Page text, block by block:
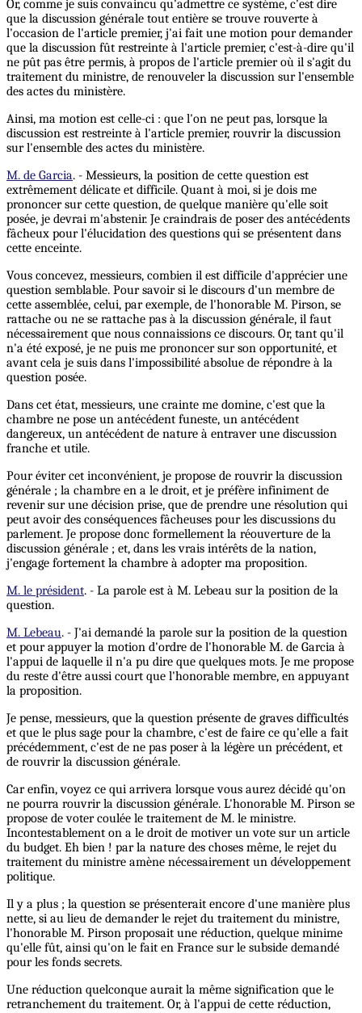
Or, comme je suis convaincu qu'admettre ce système, c'est dire
que la discussion générale tout entière se trouve rouverte à
l'occasion de l'article premier, j'ai fait une motion pour demander
que la discussion fût restreinte à l'article premier, c'est-à-dire qu'il
ne pût pas être permis, à propos de l'article premier où il s'agit du
traitement du ministre, de renouveler la discussion sur l'ensemble
des actes du ministère.
Ainsi, ma motion est celle-ci : que l'on ne peut pas, lorsque la
discussion est restreinte à l'article premier, rouvrir la discussion
sur l'ensemble des actes du ministère.
M. de Garcia. - Messieurs, la position de cette question est
extrêmement délicate et difficile. Quant à moi, si je dois me
prononcer sur cette question, de quelque manière qu'elle soit
posée, je devrai m'abstenir. Je craindrais de poser des antécédents
fâcheux pour l'élucidation des questions qui se présentent dans
cette enceinte.
Vous concevez, messieurs, combien il est difficile d'apprécier une
question semblable. Pour savoir si le discours d'un membre de
cette assemblée, celui, par exemple, de l'honorable M. Pirson, se
rattache ou ne se rattache pas à la discussion générale, il faut
nécessairement que nous connaissions ce discours. Or, tant qu'il
n'a été exposé, je ne puis me prononcer sur son opportunité, et
avant cela je suis dans l'impossibilité absolue de répondre à la
question posée.
Dans cet état, messieurs, une crainte me domine, c'est que la
chambre ne pose un antécédent funeste, un antécédent
dangereux, un antécédent de nature à entraver une discussion
franche et utile.
Pour éviter cet inconvénient, je propose de rouvrir la discussion
générale ; la chambre en a le droit, et je préfère infiniment de
revenir sur une décision prise, que de prendre une résolution qui
peut avoir des conséquences fâcheuses pour les discussions du
parlement. Je propose donc formellement la réouverture de la
discussion générale ; et, dans les vrais intérêts de la nation,
j'engage fortement la chambre à adopter ma proposition.
M. le président. - La parole est à M. Lebeau sur la position de la
question.
M. Lebeau. - J'ai demandé la parole sur la position de la question
et pour appuyer la motion d'ordre de l'honorable M. de Garcia à
l'appui de laquelle il n'a pu dire que quelques mots. Je me propose
du reste d'être aussi court que l'honorable membre, en appuyant
la proposition.
Je pense, messieurs, que la question présente de graves difficultés
et que le plus sage pour la chambre, c'est de faire ce qu'elle a fait
précédemment, c'est de ne pas poser à la légère un précédent, et
de rouvrir la discussion générale.
Car enfin, voyez ce qui arrivera lorsque vous aurez décidé qu'on
ne pourra rouvrir la discussion générale. L'honorable M. Pirson se
propose de voter coulée le traitement de M. le ministre.
Incontestablement on a le droit de motiver un vote sur un article
du budget. Eh bien ! par la nature des choses même, le rejet du
traitement du ministre amène nécessairement un développement
politique.
Il y a plus ; la question se présenterait encore d'une manière plus
nette, si au lieu de demander le rejet du traitement du ministre,
l'honorable M. Pirson proposait une réduction, quelque minime
qu'elle fût, ainsi qu'on le fait en France sur le subside demandé
pour les fonds secrets.
Une réduction quelconque aurait la même signification que le
retranchement du traitement. Or, à l'appui de cette réduction,